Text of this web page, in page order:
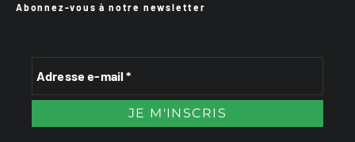
Abonnez-vous à notre newsletter